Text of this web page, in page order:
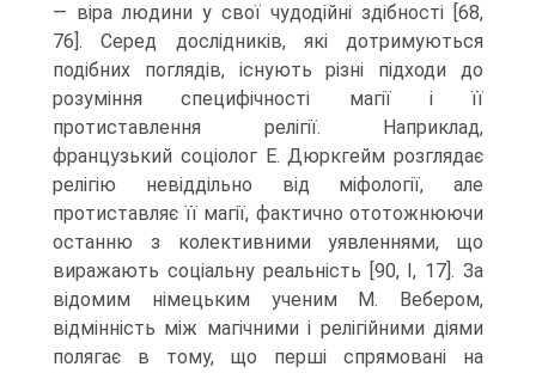
— віра людини у свої чудодійні здібності [68,
76]. Серед дослідників, які дотримуються
подібних поглядів, існу­ють різні підходи до
розуміння специфічності магії і її
протиставлення релігії. Наприклад,
французький соціолог Е. Дюркгейм розглядає
релігію невіддільно від міфології, але
протиставляє її магії, фактично ототожнюючи
останню з колек­тивними уявленнями, що
виражають соціальну реальність [90, І, 17]. За
відомим німецьким ученим М. Вебером,
відмінність між магічними і релігійними діями
по­лягає в тому, що перші спрямовані на